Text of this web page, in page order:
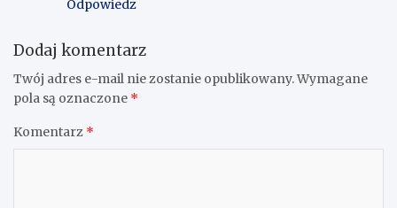
Odpowiedz
Dodaj komentarz
Twój adres e-mail nie zostanie opublikowany.Wymagane
pola są oznaczone *
Komentarz *